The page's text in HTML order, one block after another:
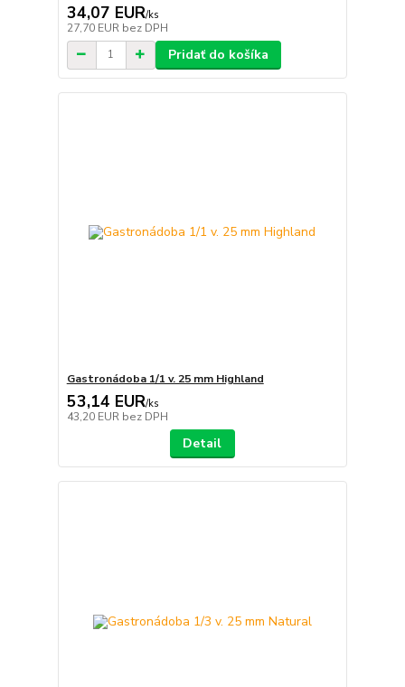
34,07 EUR/ks
27,70 EUR bez DPH
Pridať do košíka
Gastronádoba 1/1 v. 25 mm Highland
53,14 EUR/ks
43,20 EUR bez DPH
Detail